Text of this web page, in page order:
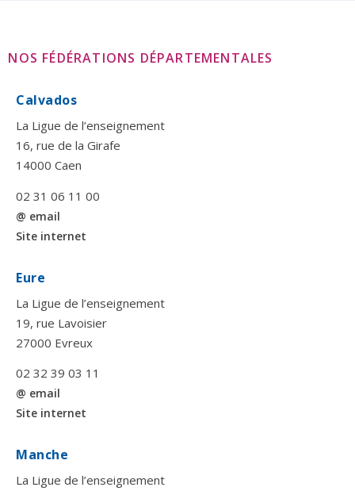
NOS FÉDÉRATIONS DÉPARTEMENTALES
Calvados
La Ligue de l’enseignement
16, rue de la Girafe
14000 Caen
02 31 06 11 00
@ email
Site internet
Eure
La Ligue de l’enseignement
19, rue Lavoisier
27000 Evreux
02 32 39 03 11
@ email
Site internet
Manche
La Ligue de l’enseignement